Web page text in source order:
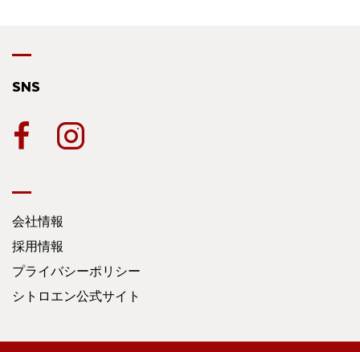
SNS
会社情報
採用情報
プライバシーポリシー
シトロエン公式サイト